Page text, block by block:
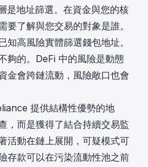
是地址篩選。在資金與您的核
要了解與您交易的對象是誰。
知高風險實體篩選錢包地址。
夠的。DeFi 中的風險是動態
金會跨鏈流動，風險敞口也會
提供結構性優勢的地
，而是獲得了結合持續交易監
活動在鏈上展開，可疑模式可
存款可以在污染流動性池之前